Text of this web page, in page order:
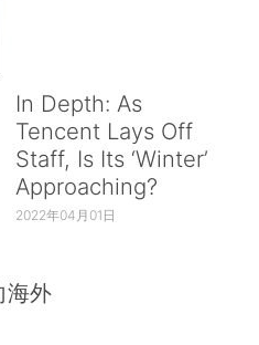
In Depth: As
Tencent Lays Off
Staff, Is Its ‘Winter’
Approaching?
2022年04月01日
海外